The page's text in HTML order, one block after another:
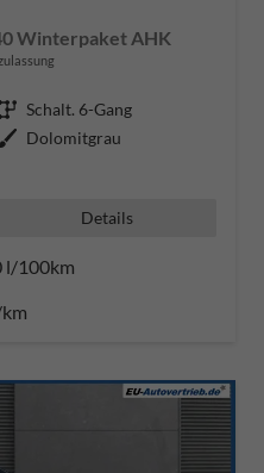
Winterpaket AHK
Getriebe Schalt. 6-Gang
Außenfarbe Dolomitgrau
Details
l/100km